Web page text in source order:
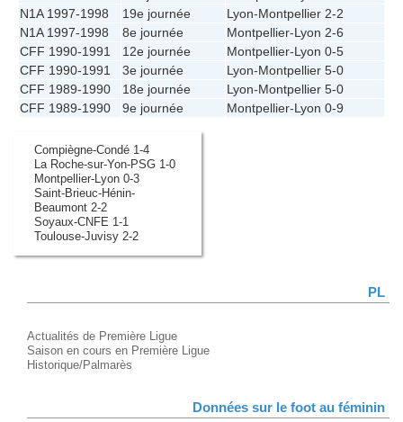
N1A 1997-1998
19e journée Lyon-Montpellier 2-2
N1A 1997-1998
8e journée Montpellier-Lyon 2-6
CFF 1990-1991
12e journée Montpellier-Lyon 0-5
CFF 1990-1991
3e journée Lyon-Montpellier 5-0
CFF 1989-1990
18e journée Lyon-Montpellier 5-0
CFF 1989-1990
9e journée Montpellier-Lyon 0-9
Compiègne-Condé 1-4
La Roche-sur-Yon-PSG 1-0
Montpellier-Lyon 0-3
Saint-Brieuc-Hénin-
Beaumont 2-2
Soyaux-CNFE 1-1
Toulouse-Juvisy 2-2
PL
Actualités de Première Ligue
Saison en cours en Première Ligue
Historique/Palmarès
Données sur le foot au féminin